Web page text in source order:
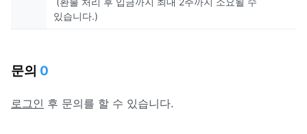
있습니다.)
문의 0
로그인 후 문의를 할 수 있습니다.